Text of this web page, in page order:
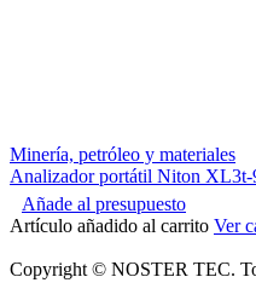
Minería, petróleo y materiales
Analizador portátil Niton XL3t-
Añade al presupuesto
Artículo añadido al carrito Ver
Copyright © NOSTER TEC.